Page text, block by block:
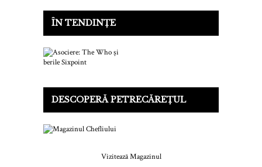
ÎN TENDINȚE
DESCOPERĂ PETRECĂREȚUL
Vizitează Magazinul